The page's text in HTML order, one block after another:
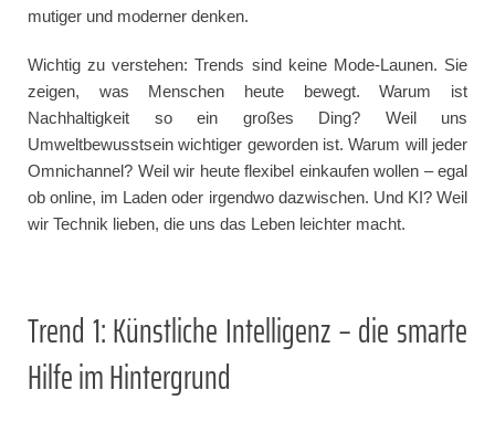
mutiger und moderner denken.
Wichtig zu verstehen: Trends sind keine Mode-Launen. Sie
zeigen, was Menschen heute bewegt. Warum ist
Nachhaltigkeit so ein großes Ding? Weil uns
Umweltbewusstsein wichtiger geworden ist. Warum will jeder
Omnichannel? Weil wir heute flexibel einkaufen wollen – egal
ob online, im Laden oder irgendwo dazwischen. Und KI? Weil
wir Technik lieben, die uns das Leben leichter macht.
Trend 1: Künstliche Intelligenz – die smarte
Hilfe im Hintergrund